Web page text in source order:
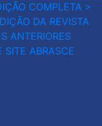
COMPLETA >
DA REVISTA
ANTERIORES
SITE ABRASCE